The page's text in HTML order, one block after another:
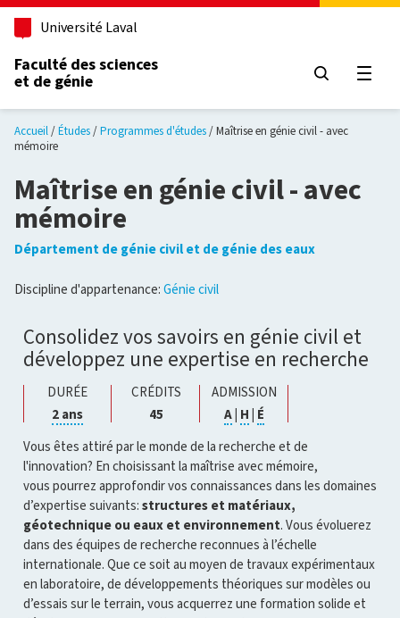
Aller au contenu principal
Université Laval
Faculté des sciences
et de génie
Accueil Études Programmes d'études
Maîtrise en génie civil - avec
mémoire
Maîtrise en génie civil - avec
mémoire
Département de génie civil et de génie des eaux
Discipline d'appartenance: Génie civil
Consolidez vos savoirs en génie civil et
développez une expertise en recherche
DURÉE
2 ansCliquer
pour
ouvrir
l'infobulle
CRÉDITS
45
ADMISSION
ACliquer
pour
ouvrir
l'infobulle
H Cliquer
pour
ouvrir
l'infobulle
É
pour
ouvrir
l'infobulle
Vous êtes attiré par le monde de la recherche et de
l'innovation? En choisissant la maîtrise avec mémoire,
vous pourrez approfondir vos connaissances dans les domaines
d’expertise suivants: structures et matériaux,
géotechnique ou eaux et environnement. Vous évoluerez
dans des équipes de recherche reconnues à l’échelle
internationale. Que ce soit au moyen de travaux expérimentaux
en laboratoire, de développements théoriques sur modèles ou
d’essais sur le terrain, vous acquerrez une formation solide et